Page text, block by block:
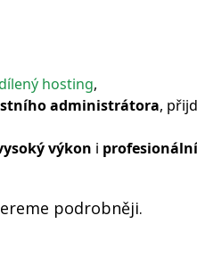
hosting,
administrátora,
výkon i
podrobněji.